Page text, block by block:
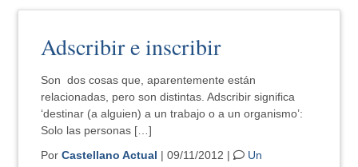
Adscribir e inscribir
Son dos cosas que, aparentemente están
relacionadas, pero son distintas. Adscribir significa
‘destinar (a alguien) a un trabajo o a un organismo’:
Solo las personas […]
PorCastellano Actual | 09/11/2012 |
Un